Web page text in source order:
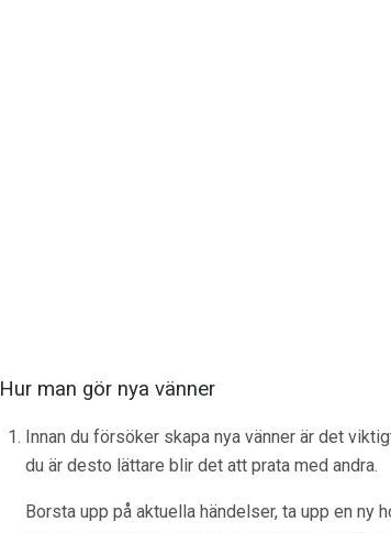
Hur man gör nya vänner
Innan du försöker skapa nya vänner är det
du är desto lättare blir det att prata med andra.
Borsta upp på aktuella händelser, ta upp en ny